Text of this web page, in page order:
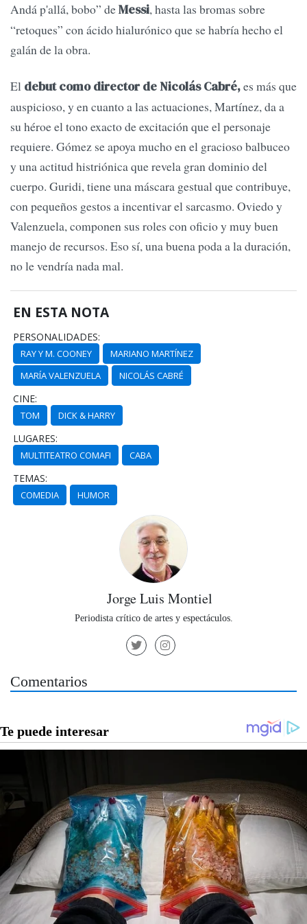
Andá p'allá, bobo” deMessi, hasta las bromas sobre
“retoques” con ácido hialurónico que se habría hecho el
galán de la obra.
El debut como director de Nicolás Cabré,es más que
auspicioso, y en cuanto a las actuaciones, Martínez, da a
su héroe el tono exacto de excitación que el personaje
requiere. Gómez se apoya mucho en el gracioso balbuceo
y una actitud histriónica que revela gran dominio del
cuerpo. Guridi, tiene una máscara gestual que contribuye,
con pequeños gestos a incentivar el sarcasmo. Oviedo y
Valenzuela, componen sus roles con oficio y muy buen
manejo de recursos. Eso sí, una buena poda a la duración,
no le vendría nada mal.
EN ESTA NOTA
PERSONALIDADES:
RAY Y M. COONEY
MARIANO MARTÍNEZ
MARÍA VALENZUELA
NICOLÁS CABRÉ
CINE:
TOM DICK & HARRY
LUGARES:
MULTITEATRO COMAFI CABA
TEMAS:
COMEDIA HUMOR
Jorge Luis Montiel
Periodista crítico de artes y espectáculos.
Comentarios